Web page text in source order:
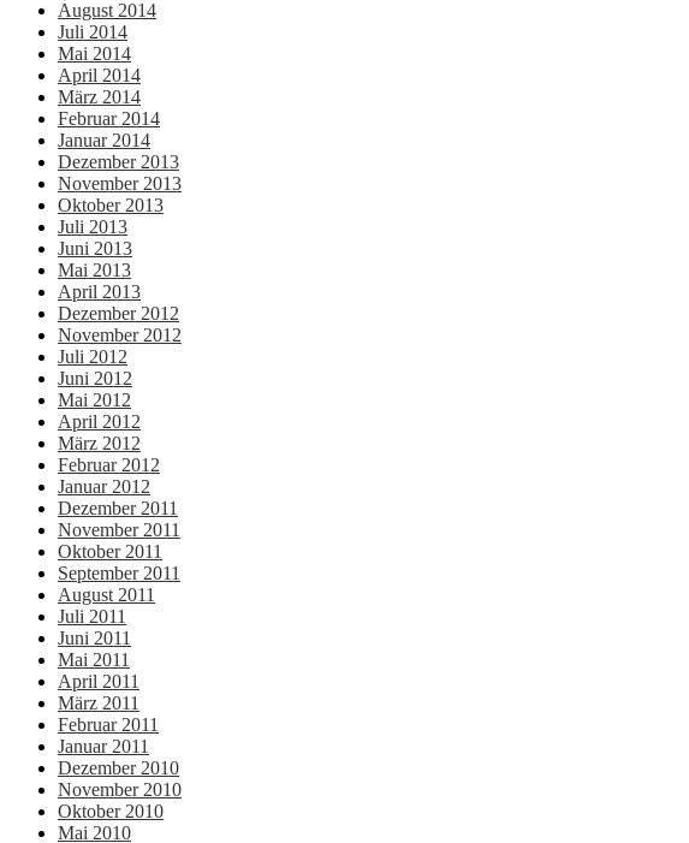
August 2014
Juli 2014
Mai 2014
April 2014
März 2014
Februar 2014
Januar 2014
Dezember 2013
November 2013
Oktober 2013
Juli 2013
Juni 2013
Mai 2013
April 2013
Dezember 2012
November 2012
Juli 2012
Juni 2012
Mai 2012
April 2012
März 2012
Februar 2012
Januar 2012
Dezember 2011
November 2011
Oktober 2011
September 2011
August 2011
Juli 2011
Juni 2011
Mai 2011
April 2011
März 2011
Februar 2011
Januar 2011
Dezember 2010
November 2010
Oktober 2010
Mai 2010